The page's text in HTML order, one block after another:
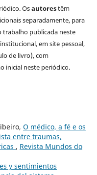
Osautorestêm
separadamente, para
trabalho publicada neste
em site pessoal,
de livro), com
inicial neste periódico.
O médico, a fé e os
entre traumas,
, Revista Mundos do
y sentimientos